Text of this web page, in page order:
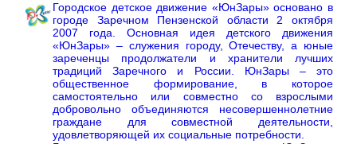
Городское детское движение «ЮнЗары» основано в
городе Заречном Пензенской области 2 октября
2007 года. Основная идея детского движения
«ЮнЗары» – служения городу, Отечеству, а юные
зареченцы продолжатели и хранители лучших
традиций Заречного и России. ЮнЗары – это
общественное формирование, в которое
самостоятельно или совместно со взрослыми
добровольно объединяются несовершеннолетние
граждане для совместной деятельности,
удовлетворяющей их социальные потребности.